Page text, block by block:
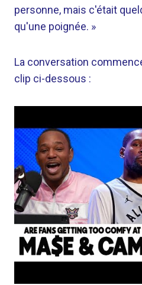
personne, mais c'était
qu'une poignée. »
La conversation
clip ci-dessous :